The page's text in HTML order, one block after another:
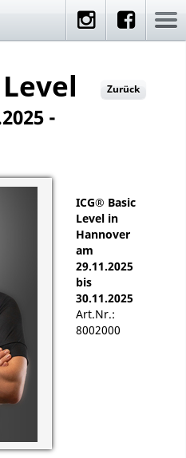
Zurück
-
ICG® Basic
Level in
Hannover
am
29.11.2025
bis
30.11.2025
Art.Nr.:
8002000